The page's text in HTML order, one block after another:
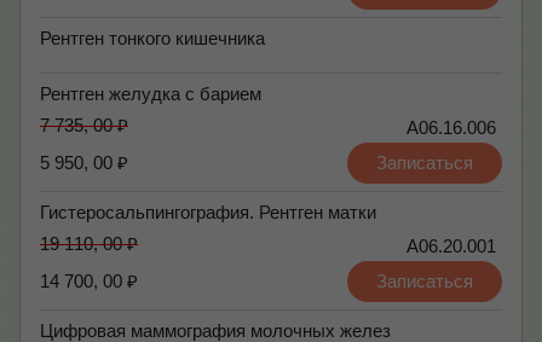
Рентген тонкого кишечника
Рентген желудка с барием
A06.16.006
7 735, 00 ₽
5 950, 00 ₽
Записаться
Гистеросальпингография. Рентген матки
А06.20.001
19 110, 00 ₽
14 700, 00 ₽
Записаться
Цифровая маммография молочных желез